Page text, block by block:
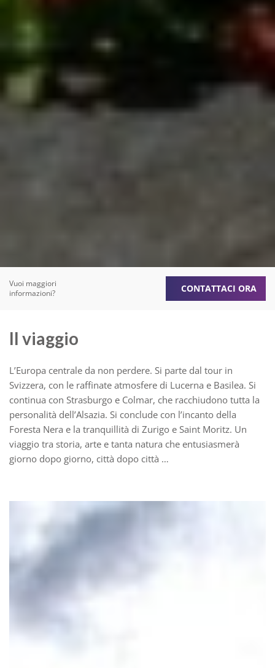
Vuoi maggiori
informazioni?
CONTATTACI ORA
Il viaggio
L’Europa centrale da non perdere. Si parte dal tour in
Svizzera, con le raffinate atmosfere di Lucerna e Basilea. Si
continua con Strasburgo e Colmar, che racchiudono tutta la
personalità dell’Alsazia. Si conclude con l’incanto della
Foresta Nera e la tranquillità di Zurigo e Saint Moritz. Un
viaggio tra storia, arte e tanta natura che entusiasmerà
giorno dopo giorno, città dopo città …